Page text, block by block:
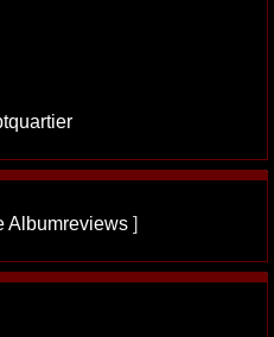
Albumreviews ]